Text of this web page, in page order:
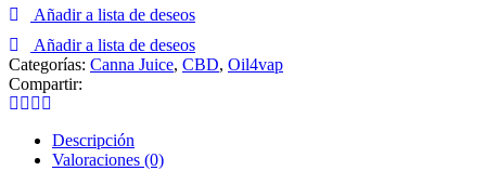
Añadir a lista de deseos
Añadir a lista de deseos
Categorías: Canna Juice, CBD, Oil4vap
Compartir:
Descripción
Valoraciones (0)